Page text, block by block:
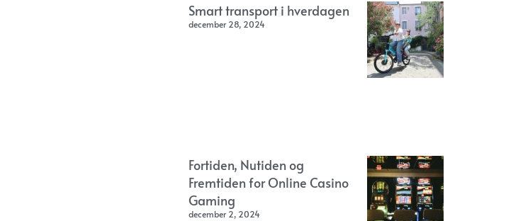
Smart transport i hverdagen
december 28, 2024
Fortiden, Nutiden og
Fremtiden for Online Casino
Gaming
december 2, 2024